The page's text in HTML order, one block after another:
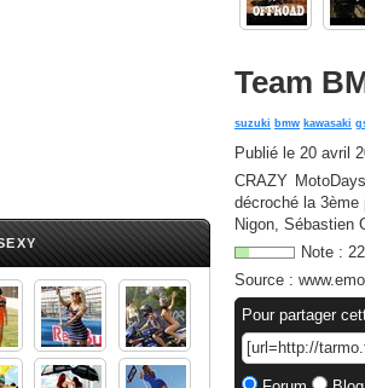
Team
suzuki bmw kawasaki
Publié le 20 avril
CRAZY
décroché la 3ème
Nigon, Sébastien
Note : 22
Source :
Pour partager